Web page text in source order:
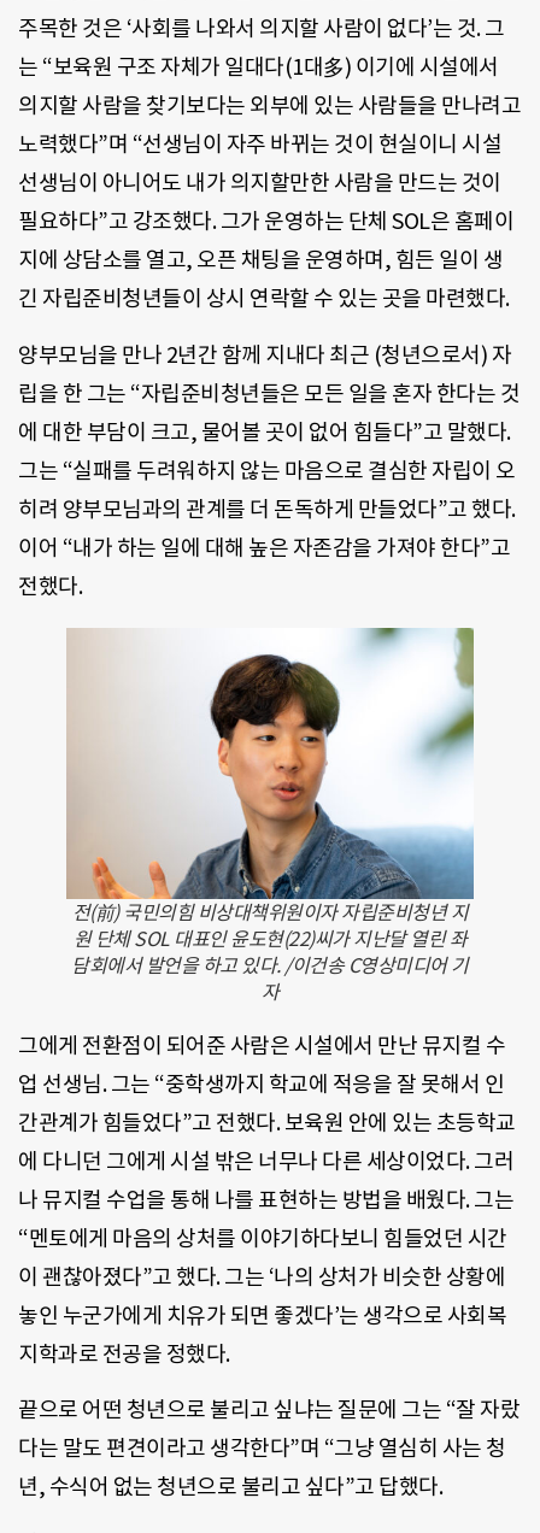
주목한 것은 ‘사회를 나와서 의지할 사람이 없다’는 것. 그
는 “보육원 구조 자체가 일대다(1대多) 이기에 시설에서
의지할 사람을 찾기보다는 외부에 있는 사람들을 만나려고
노력했다”며 “선생님이 자주 바뀌는 것이 현실이니 시설
선생님이 아니어도 내가 의지할만한 사람을 만드는 것이
필요하다”고 강조했다. 그가 운영하는 단체 SOL은 홈페이
지에 상담소를 열고, 오픈 채팅을 운영하며, 힘든 일이 생
긴 자립준비청년들이 상시 연락할 수 있는 곳을 마련했다.
양부모님을 만나 2년간 함께 지내다 최근 (청년으로서) 자
립을 한 그는 “자립준비청년들은 모든 일을 혼자 한다는 것
에 대한 부담이 크고, 물어볼 곳이 없어 힘들다”고 말했다.
그는 “실패를 두려워하지 않는 마음으로 결심한 자립이 오
히려 양부모님과의 관계를 더 돈독하게 만들었다”고 했다.
이어 “내가 하는 일에 대해 높은 자존감을 가져야 한다”고
전했다.
전(前) 국민의힘 비상대책위원이자 자립준비청년 지
원 단체 SOL 대표인 윤도현(22)씨가 지난달 열린 좌
담회에서 발언을 하고 있다. /이건송 C영상미디어 기
자
그에게 전환점이 되어준 사람은 시설에서 만난 뮤지컬 수
업 선생님. 그는 “중학생까지 학교에 적응을 잘 못해서 인
간관계가 힘들었다”고 전했다. 보육원 안에 있는 초등학교
에 다니던 그에게 시설 밖은 너무나 다른 세상이었다. 그러
나 뮤지컬 수업을 통해 나를 표현하는 방법을 배웠다. 그는
“멘토에게 마음의 상처를 이야기하다보니 힘들었던 시간
이 괜찮아졌다”고 했다. 그는 ‘나의 상처가 비슷한 상황에
놓인 누군가에게 치유가 되면 좋겠다’는 생각으로 사회복
지학과로 전공을 정했다.
끝으로 어떤 청년으로 불리고 싶냐는 질문에 그는 “잘 자랐
다는 말도 편견이라고 생각한다”며 “그냥 열심히 사는 청
년, 수식어 없는 청년으로 불리고 싶다”고 답했다.